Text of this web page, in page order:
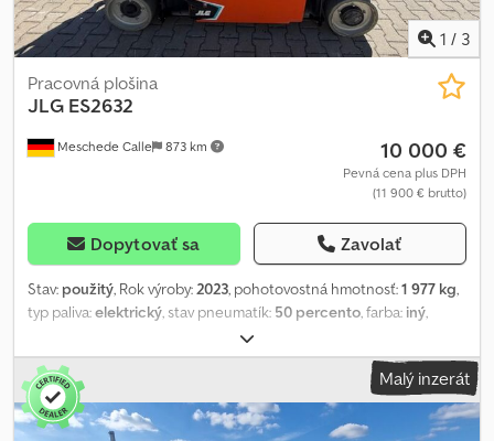
1 / 3
Meschede Calle 873 km
Pracovná plošina
JLG ES2632
10 000 €
Pevná cena plus DPH
(11 900 € brutto)
Dopytovať sa Zavolať
Stav: použitý, Rok výroby:2023, pohotovostná hmotnosť:1 977 kg,
typ paliva:elektrický, stav pneumatík: 50 percento, farba: iný,
Malý inzerát